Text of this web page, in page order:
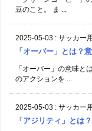
豆のこと。 ま ...
2025-05-03 : サッカー
「オーバー」とは？
「オーバー」の意味と
のアクションを ...
2025-05-03 : サッカー
「アジリティ」とは